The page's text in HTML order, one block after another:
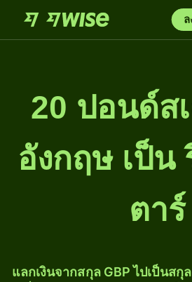
20 ปอนด์ส
อังกฤษ เป็น
ตาร์
แลกเงินจากสกุล GBP ไปเป็นสกุ